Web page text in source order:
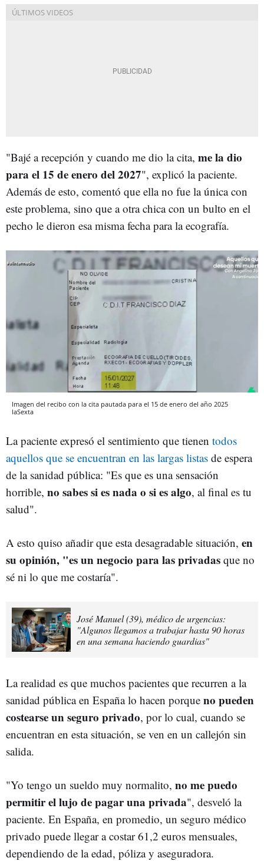
"Bajé a recepción y cuando me dio la cita, me la dio
para el 15 de enero del 2027", explicó la paciente.
Además de esto, comentó que ella no fue la única con
este problema, sino que a otra chica con un bulto en el
pecho le dieron esa misma fecha para la ecografía.
Imagen del recibo con la cita pautada para el 15 de enero del año 2025
laSexta
La paciente expresó el sentimiento que tienen todos
aquellos que se encuentran en las largas listas de espera
de la sanidad pública: "Es que es una sensación
horrible, no sabes si es nada o si es algo, al final es tu
salud".
A esto quiso añadir que esta desagradable situación, en
su opinión, "es un negocio para las privadas que no
sé ni lo que me costaría".
José Manuel (39), médico de urgencias:
"Algunos llegamos a trabajar hasta 90 horas
en una semana haciendo guardias"
La realidad es que muchos pacientes que recurren a la
sanidad pública en España lo hacen porque no pueden
costearse un seguro privado, por lo cual, cuando se
encuentran en esta situación, se ven en un callejón sin
salida.
"Yo tengo un sueldo muy normalito, no me puedo
permitir el lujo de pagar una privada", desveló la
paciente. En España, en promedio, un seguro médico
privado puede llegar a costar 61,2 euros mensuales,
dependiendo de la edad, póliza y aseguradora.